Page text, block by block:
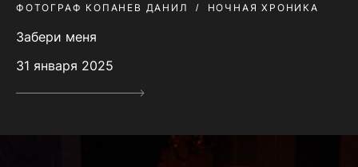
ФОТОГРАФ КОПАНЕВ ДАНИЛ НОЧНАЯ ХРОНИКА
Забери меня
31 января 2025